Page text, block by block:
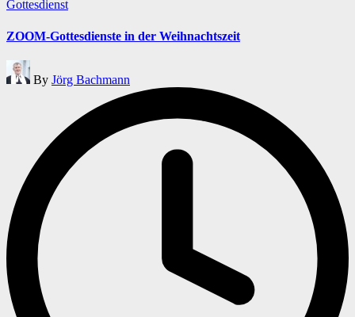
Posted
Gottesdienst
ZOOM-Gottesdienste in der Weihnachtszeit
Posted
by
By Jörg Bachmann